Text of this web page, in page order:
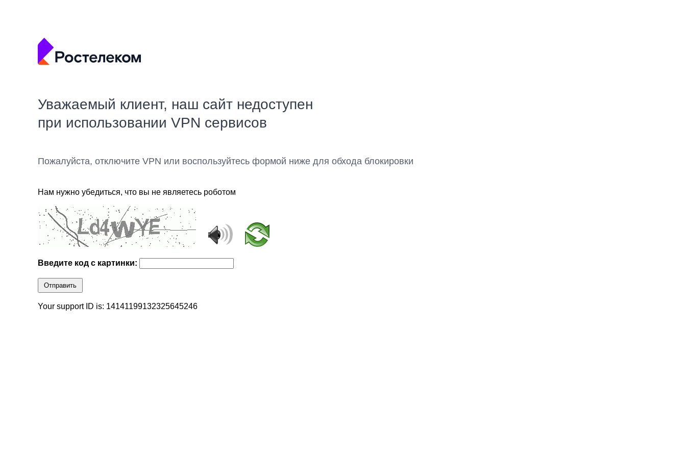
Уважаемый клиент, наш сайт недоступен
при использовании VPN сервисов
Пожалуйста, отключите VPN или воспользуйтесь формой ниже для обхода блокировки
Нам нужно убедиться, что вы не являетесь роботом
Введите код с картинки:
Отправить
Your support ID is: 14141199132325645246